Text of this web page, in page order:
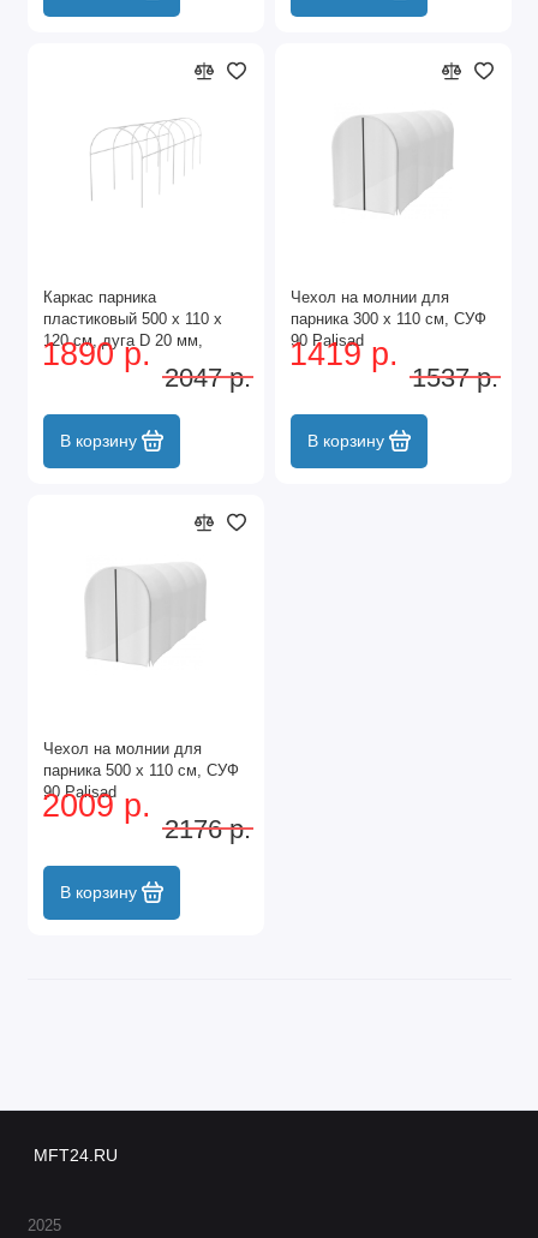
Каркас парника
пластиковый 500 х 110 х
120 см, дуга D 20 мм,
белый Palisad
1890 р.
2047 р.
В корзину
Чехол на молнии для
парника 300 х 110 см, СУФ
90 Palisad
1419 р.
1537 р.
В корзину
Чехол на молнии для
парника 500 х 110 см, СУФ
90 Palisad
2009 р.
2176 р.
В корзину
MFT24.RU
2025